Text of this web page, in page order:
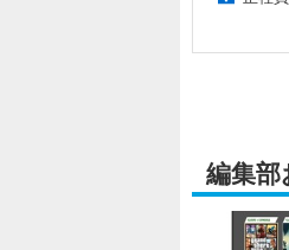
編集部